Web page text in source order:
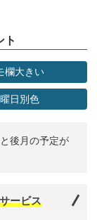
ト
欄大きい
日別色
後月の予定が
ービス